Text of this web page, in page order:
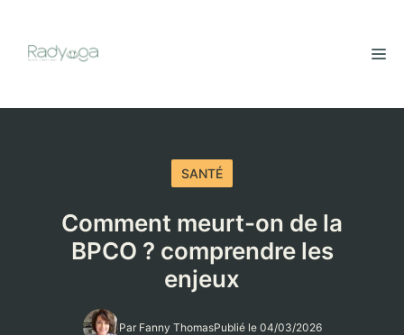
contenu
SANTÉ
Comment meurt-on de la
BPCO ? comprendre les
enjeux
Par Fanny ThomasPublié le 04/03/2026